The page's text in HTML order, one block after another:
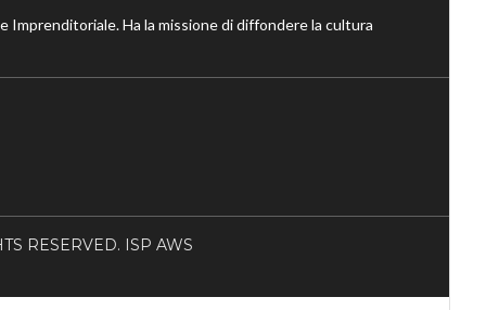
Imprenditoriale. Ha la missione di diffondere la cultura
RESERVED. ISP AWS